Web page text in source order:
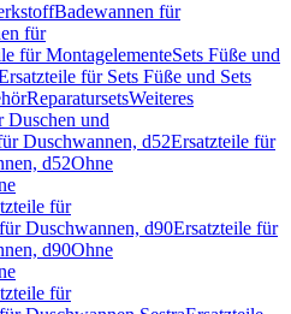
Badewannen für
für
für MontagelementeSets Füße und
für Sets Füße und Sets
ReparatursetsWeiteres
Duschen und
Duschwannen, d52Ersatzteile für
d52Ohne
für
Duschwannen, d90Ersatzteile für
d90Ohne
für